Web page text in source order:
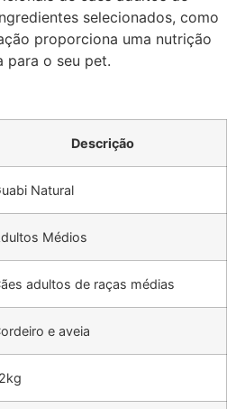
selecionados, como
proporciona uma nutrição
para o seu pet.
Descrição
Natural
Médios
adultos de raças médias
e aveia